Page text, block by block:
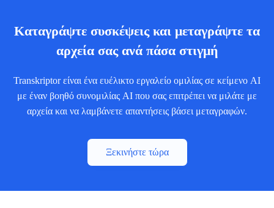
Καταγράψτε συσκέψεις και μεταγράψτε τα
αρχεία σας ανά πάσα στιγμή
Transkriptor είναι ένα ευέλικτο εργαλείο ομιλίας σε κείμενο AI
με έναν βοηθό συνομιλίας AI που σας επιτρέπει να μιλάτε με
αρχεία και να λαμβάνετε απαντήσεις βάσει μεταγραφών.
Ξεκινήστε τώρα